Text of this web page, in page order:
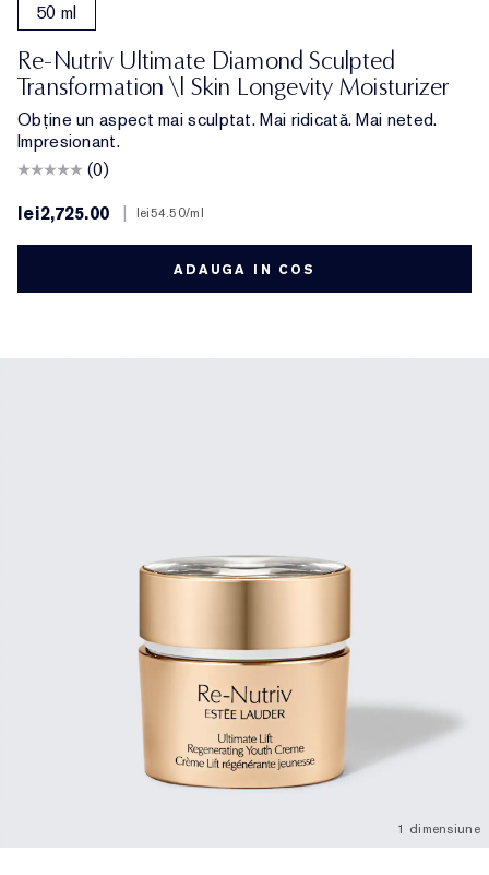
50 ml
Re-Nutriv Ultimate Diamond Sculpted
Transformation \| Skin Longevity Moisturizer
Obține un aspect mai sculptat. Mai ridicată. Mai neted.
Impresionant.
(0)
lei2,725.00
lei54.50/ml
ADAUGA IN COS
1 dimensiune